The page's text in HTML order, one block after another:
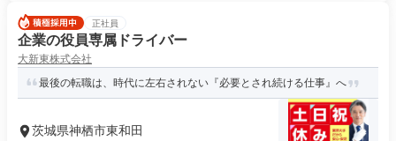
正社員
企業の役員専属ドライバー
大新東株式会社
最後の転職は、時代に左右されない『必要とされ続ける仕事』へ
茨城県神栖市東和田